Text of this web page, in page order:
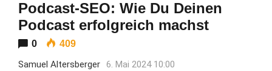
Podcast-SEO: Wie Du Deinen
Podcast erfolgreich machst
0 409
Samuel Altersberger 6. Mai 2024 10:00